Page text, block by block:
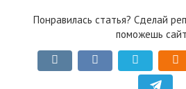
Понравилась статья? Сделай
поможешь